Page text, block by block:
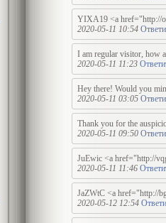
YIXA19 <a href="http://
2020-05-11 10:54
I am regular visitor, how
2020-05-11 11:23
Hey there! Would you
2020-05-11 03:05
Thank you for the
2020-05-11 09:50
JuEwic <a href="http://
2020-05-11 11:46
JaZWtC <a href="http://
2020-05-12 12:54